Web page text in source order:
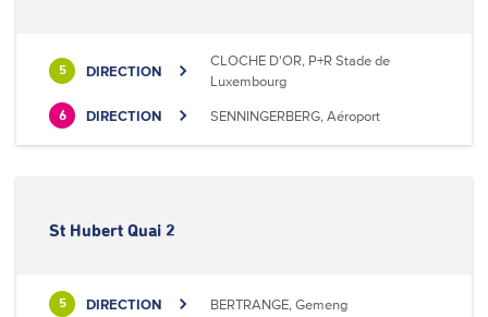
5 DIRECTION
CLOCHE D'OR, P+R Stade de
Luxembourg
6 DIRECTION SENNINGERBERG, Aéroport
St Hubert Quai 2
5 DIRECTION BERTRANGE, Gemeng